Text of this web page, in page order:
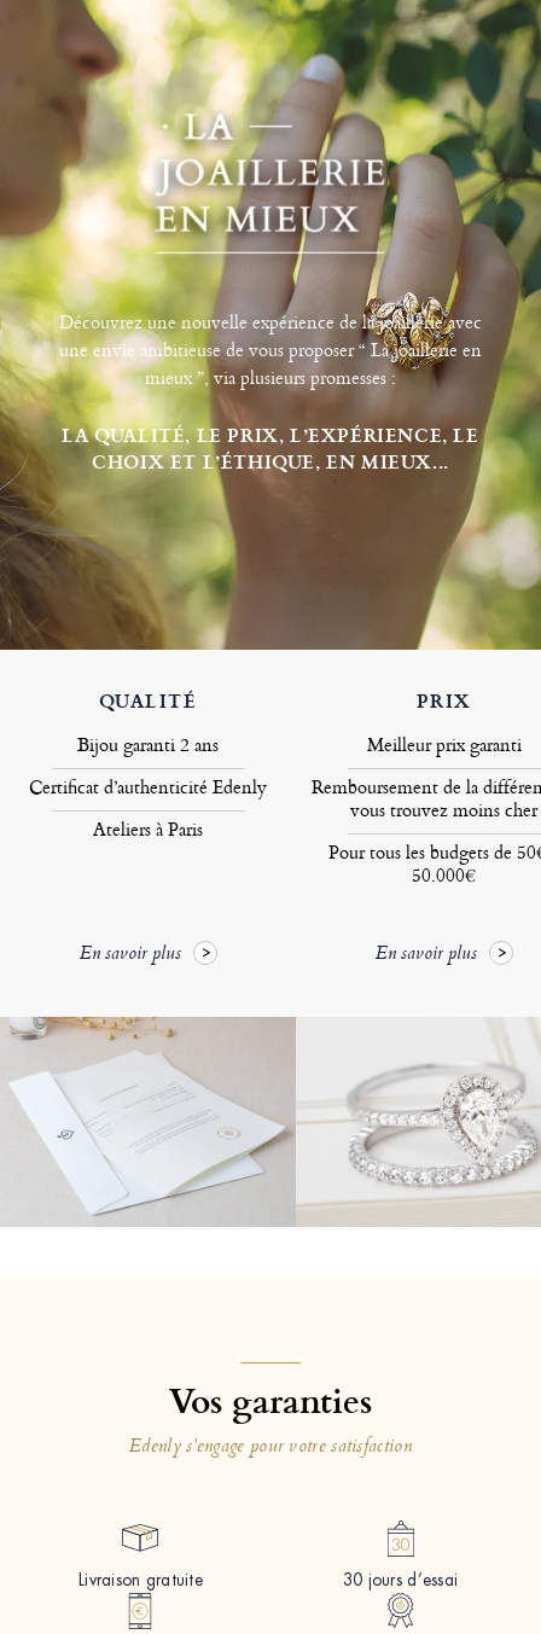
Découvrez une nouvelle expérience de la joaillerie avec
une envie ambitieuse de vous proposer “ La joaillerie en
mieux ”, via plusieurs promesses :
LA QUALITÉ, LE PRIX, L’EXPÉRIENCE, LE
CHOIX ET L’ÉTHIQUE, EN MIEUX...
QUALITÉ
Bijou garanti 2 ans
Certificat d’authenticité Edenly
Ateliers à Paris
En savoir plus
PRIX
Meilleur prix garanti
Remboursement de la
vous trouvez moins cher
Pour tous les budgets de
50.000€
En savoir plus
Vos garanties
Edenly s'engage pour votre satisfaction
Livraison gratuite 30 jours d’essai